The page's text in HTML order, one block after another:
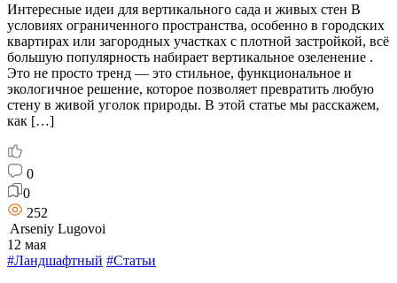
Интересные идеи для вертикального сада и живых стен В
условиях ограниченного пространства, особенно в городских
квартирах или загородных участках с плотной застройкой, всё
большую популярность набирает вертикальное озеленение .
Это не просто тренд — это стильное, функциональное и
экологичное решение, которое позволяет превратить любую
стену в живой уголок природы. В этой статье мы расскажем,
как […]
0
0
252
Arseniy Lugovoi
12 мая
#Ландшафтный #Статьи